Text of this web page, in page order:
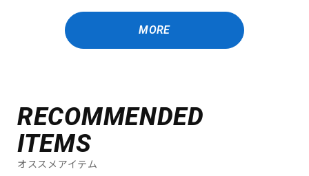
MORE
RECOMMENDED
ITEMS
オススメアイテム